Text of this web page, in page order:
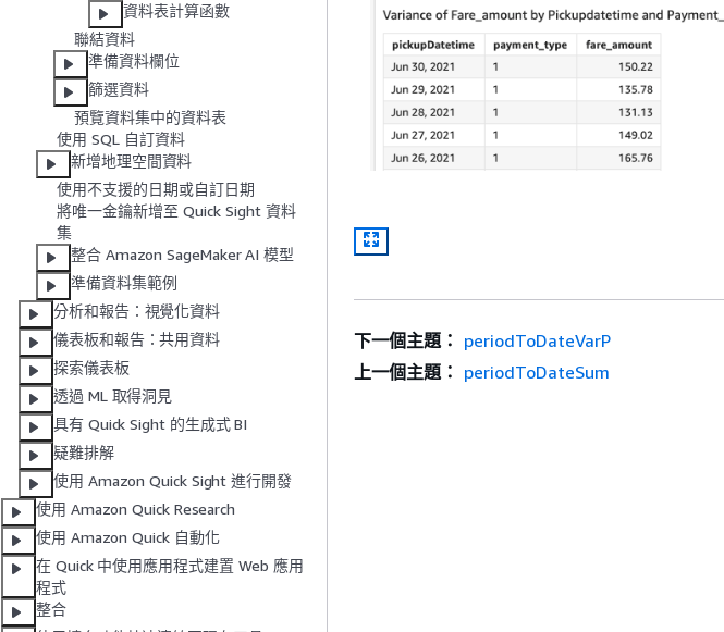
資料表計算函數
聯結資料
準備資料欄位
篩選資料
預覽資料集中的資料表
使用 SQL 自訂資料
新增地理空間資料
使用不支援的日期或自訂日期
將唯一金鑰新增至 Quick Sight 資料
集
整合 Amazon SageMaker AI 模型
準備資料集範例
分析和報告：視覺化資料
儀表板和報告：共用資料
探索儀表板
透過 ML 取得洞見
具有 Quick Sight 的生成式 BI
疑難排解
使用 Amazon Quick Sight 進行開發
使用 Amazon Quick Research
使用 Amazon Quick 自動化
在 Quick 中使用應用程式建置 Web 應用
程式
整合
下一個主題： periodToDateVarP
上一個主題： periodToDateSum